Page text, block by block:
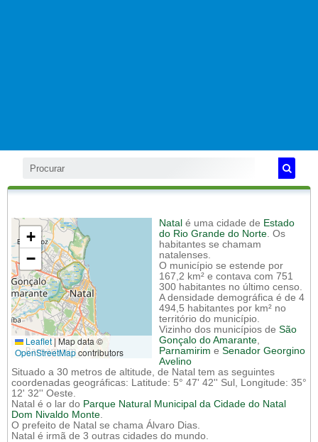
+
−
Leaflet|Map data ©
OpenStreetMapcontributors
Natal é uma cidade de Estado
do Rio Grande do Norte. Os
habitantes se chamam
natalenses.
O município se estende por
167,2 km² e contava com 751
300 habitantes no último censo.
A densidade demográfica é de 4
494,5 habitantes por km² no
território do município.
Vizinho dos municípios de São
Gonçalo do Amarante,
Parnamirim e Senador Georgino
Avelino
Situado a 30 metros de altitude, de Natal tem as seguintes
coordenadas geográficas: Latitude: 5° 47' 42'' Sul, Longitude: 35°
12' 32'' Oeste.
Natal é o lar do Parque Natural Municipal da Cidade do Natal
Dom Nivaldo Monte.
O prefeito de Natal se chama Álvaro Dias.
Natal é irmã de 3 outras cidades do mundo.